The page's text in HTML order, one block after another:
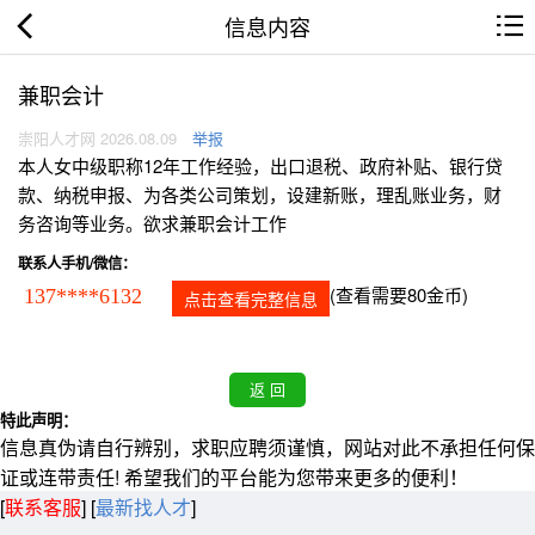
信息内容
兼职会计
崇阳人才网 2026.08.09 举报
本人女中级职称12年工作经验，出口退税、政府补贴、银行贷
款、纳税申报、为各类公司策划，设建新账，理乱账业务，财
务咨询等业务。欲求兼职会计工作
联系人手机/微信：
137****6132 点击查看完整信息 (查看需要80金币)
特此声明：
信息真伪请自行辨别，求职应聘须谨慎，网站对此不承担任何保
证或连带责任! 希望我们的平台能为您带来更多的便利！
[联系客服] [最新找人才]